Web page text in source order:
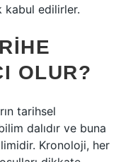
kabul edilirler.
OLUR?
tarihsel
dalıdır ve buna
Kronoloji, her